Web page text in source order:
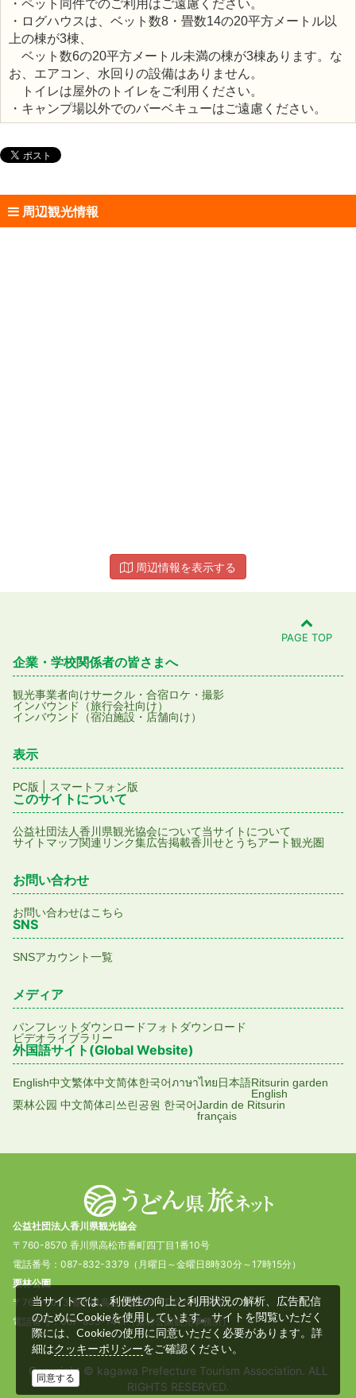
・ペット同件でのご利用はご遠慮ください。
・ログハウスは、ベット数8・畳数14の20平方メートル以
上の棟が3棟、
ベット数6の20平方メートル未満の棟が3棟あります。な
お、エアコン、水回りの設備はありません。
トイレは屋外のトイレをご利用ください。
・キャンプ場以外でのバーベキューはご遠慮ください。
周辺観光情報
周辺情報を表示する
PAGE TOP
企業・学校関係者の皆さまへ
観光事業者向けサークル・合宿ロケ・撮影
インバウンド（旅行会社向け）
インバウンド（宿泊施設・店舗向け）
表示
PC版 スマートフォン版
このサイトについて
公益社団法人香川県観光協会について当サイトについて
サイトマップ関連リンク集広告掲載香川せとうちアート観光圏
お問い合わせ
お問い合わせはこちら
SNS
SNSアカウント一覧
メディア
パンフレットダウンロードフォトダウンロード
ビデオライブラリー
外国語サイト(Global Website)
English中文繁体中文简体한국어ภาษาไทย日本語Ritsurin garden
English
栗林公园 中文简体리쓰린공원 한국어Jardin de Ritsurin
français
公益社団法人香川県観光協会
〒760-8570 香川県高松市番町四丁目1番10号
電話番号：087-832-3379（月曜日～金曜日8時30分～17時15分）
栗林公園
〒760-0073 香川県高松市栗林町1丁目20番16号
電話番号：087-833-7411（栗林公園観光事務所）
Copyright © kagawa Prefecture Tourism Association. ALL
RIGHTS RESERVED.
当サイトでは、利便性の向上と利用状況の解析、広告配信
のためにCookieを使用しています。サイトを閲覧いただく
際には、Cookieの使用に同意いただく必要があります。詳
細はクッキーポリシーをご確認ください。
同意する